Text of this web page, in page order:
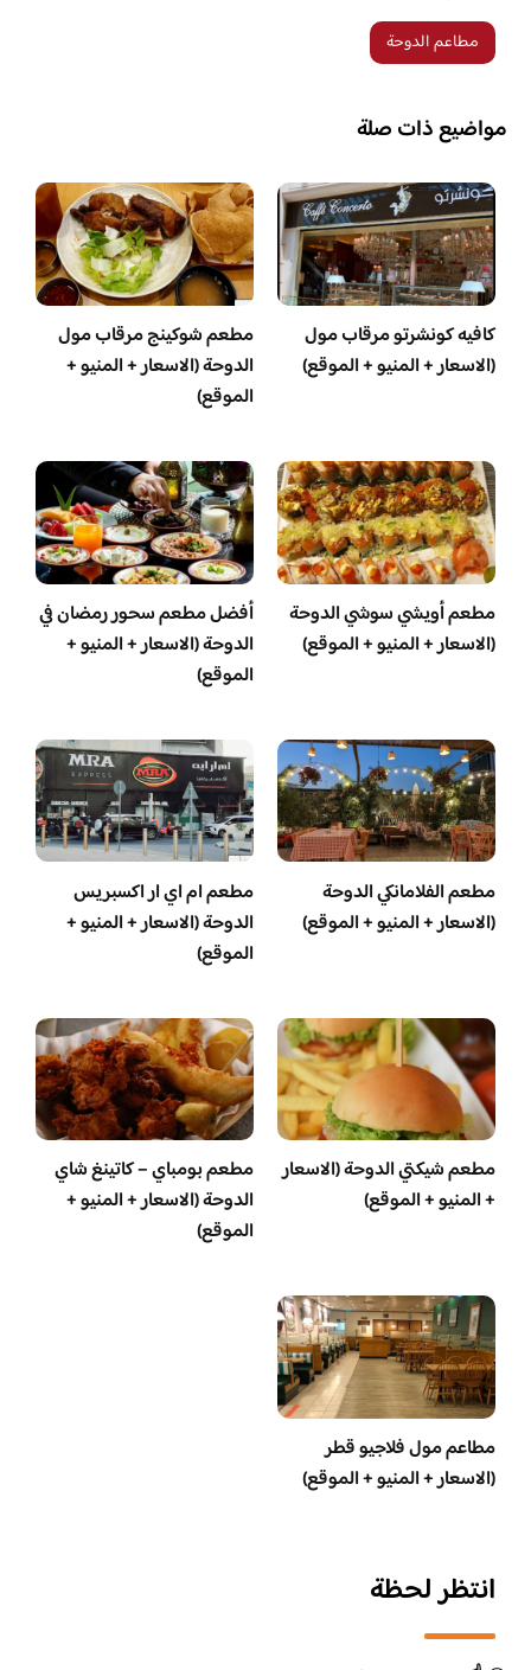
مطاعم الدوحة
مواضيع ذات صلة
كافيه كونشرتو مرقاب مول
(الاسعار + المنيو + الموقع)
مطعم شوكينج مرقاب مول
الدوحة (الاسعار + المنيو +
الموقع)
مطعم أويشي سوشي الدوحة
(الاسعار + المنيو + الموقع)
أفضل مطعم سحور رمضان في
الدوحة (الاسعار + المنيو +
الموقع)
مطعم الفلامانكي الدوحة
(الاسعار + المنيو + الموقع)
مطعم ام اي ار اكسبريس
الدوحة (الاسعار + المنيو +
الموقع)
مطعم شيكتي الدوحة (الاسعار
+ المنيو + الموقع)
مطعم بومباي – كاتينغ شاي
الدوحة (الاسعار + المنيو +
الموقع)
مطاعم مول فلاجيو قطر
(الاسعار + المنيو + الموقع)
انتظر لحظة